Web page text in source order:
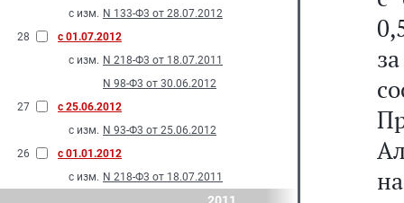
с изм. N 133-Ф3 от 28.07.2012
28
с 01.07.2012
с изм. N 218-Ф3 от 18.07.2011
N 98-Ф3 от 30.06.2012
27
с 25.06.2012
с изм. N 93-Ф3 от 25.06.2012
26
с 01.01.2012
с изм. N 218-Ф3 от 18.07.2011